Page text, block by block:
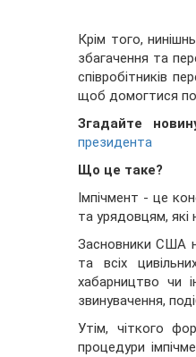
Крім того,
збагачення та
співробітників
щоб домогтися
Згадайте
президента
Що це таке?
Імпічмент - це
та урядовцям, які
Засновники США
та всіх
хабарництво чи
звинувачення,
Утім, чіткого
процедури